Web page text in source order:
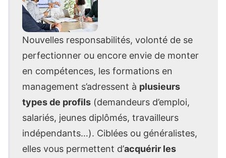
Nouvelles responsabilités, volonté de se
perfectionner ou encore envie de monter
en compétences, les formations en
management s’adressent à plusieurs
types de profils (demandeurs d’emploi,
salariés, jeunes diplômés, travailleurs
indépendants…). Ciblées ou généralistes,
elles vous permettent d’acquérir les